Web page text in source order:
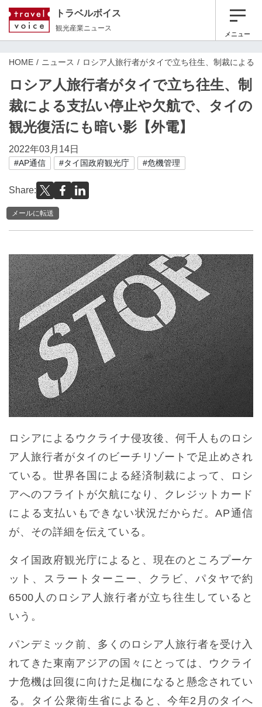
トラベルボイス
観光産業ニュース
メニュー
HOME ニュース ロシア人旅行者がタイで立ち往生、制裁による
ロシア人旅行者がタイで立ち往生、制
裁による支払い停止や欠航で、タイの
観光復活にも暗い影【外電】
2022年03月14日
#AP通信 #タイ国政府観光庁 #危機管理
Share:
メールに転送
ロシアによるウクライナ侵攻後、何千人ものロシ
ア人旅行者がタイのビーチリゾートで足止めされ
ている。世界各国による経済制裁によって、ロシ
アへのフライトが欠航になり、クレジットカード
による支払いもできない状況だからだ。AP通信
が、その詳細を伝えている。
タイ国政府観光庁によると、現在のところプーケ
ット、スラートターニー、クラビ、パタヤで約
6500人のロシア人旅行者が立ち往生していると
いう。
パンデミック前、多くのロシア人旅行者を受け入
れてきた東南アジアの国々にとっては、ウクライ
ナ危機は回復に向けた足枷になると懸念されてい
る。タイ公衆衛生省によると、今年2月のタイへ